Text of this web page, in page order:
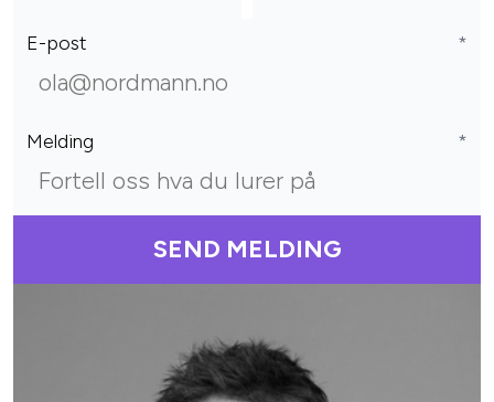
E-post *
Melding *
SEND MELDING